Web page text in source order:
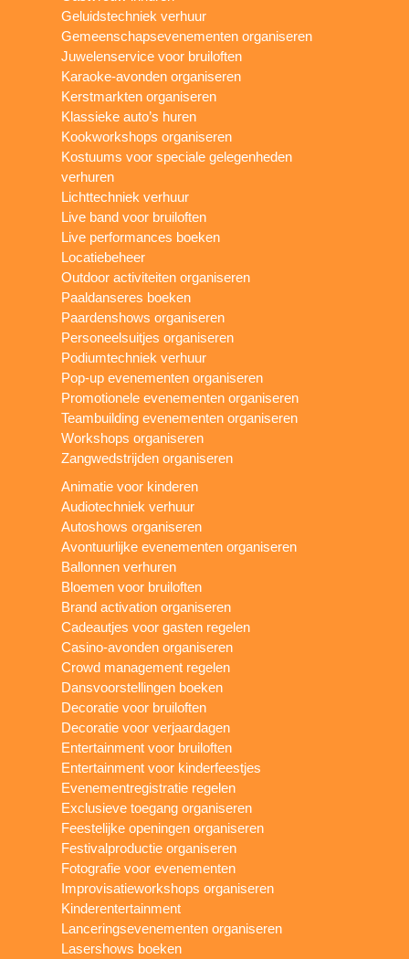
Geluidstechniek verhuur
Gemeenschapsevenementen organiseren
Juwelenservice voor bruiloften
Karaoke-avonden organiseren
Kerstmarkten organiseren
Klassieke auto’s huren
Kookworkshops organiseren
Kostuums voor speciale gelegenheden
verhuren
Lichttechniek verhuur
Live band voor bruiloften
Live performances boeken
Locatiebeheer
Outdoor activiteiten organiseren
Paaldanseres boeken
Paardenshows organiseren
Personeelsuitjes organiseren
Podiumtechniek verhuur
Pop-up evenementen organiseren
Promotionele evenementen organiseren
Teambuilding evenementen organiseren
Workshops organiseren
Zangwedstrijden organiseren
Animatie voor kinderen
Audiotechniek verhuur
Autoshows organiseren
Avontuurlijke evenementen organiseren
Ballonnen verhuren
Bloemen voor bruiloften
Brand activation organiseren
Cadeautjes voor gasten regelen
Casino-avonden organiseren
Crowd management regelen
Dansvoorstellingen boeken
Decoratie voor bruiloften
Decoratie voor verjaardagen
Entertainment voor bruiloften
Entertainment voor kinderfeestjes
Evenementregistratie regelen
Exclusieve toegang organiseren
Feestelijke openingen organiseren
Festivalproductie organiseren
Fotografie voor evenementen
Improvisatieworkshops organiseren
Kinderentertainment
Lanceringsevenementen organiseren
Lasershows boeken